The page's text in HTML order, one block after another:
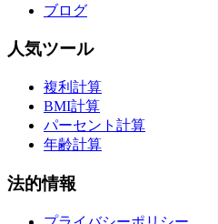
ブログ
人気ツール
複利計算
BMI計算
パーセント計算
年齢計算
法的情報